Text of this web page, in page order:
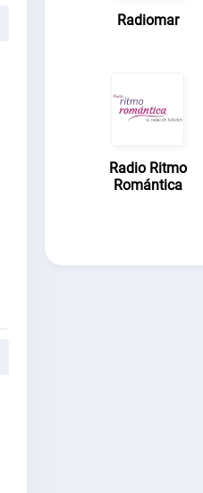
Radiomar
Radio Ritmo
Romántica